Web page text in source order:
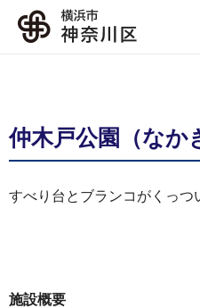
仲木戸公園（なか
すべり台とブランコがくっつ
施設概要